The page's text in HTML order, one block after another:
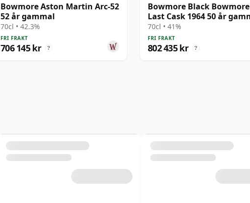
Bowmore Aston Martin Arc-52
52 år gammal
70cl • 42.3%
FRI FRAKT
706 145 kr ?
Bowmore Black
Last Cask 1964 50 år
70cl • 41%
FRI FRAKT
802 435 kr ?